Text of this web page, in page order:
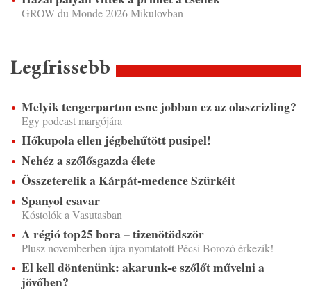
GROW du Monde 2026 Mikulovban
Legfrissebb
Melyik tengerparton esne jobban ez az olaszrizling?
Egy podcast margójára
Hőkupola ellen jégbehűtött pusipel!
Nehéz a szőlősgazda élete
Összeterelik a Kárpát-medence Szürkéit
Spanyol csavar
Kóstolók a Vasutasban
A régió top25 bora – tizenötödször
Plusz novemberben újra nyomtatott Pécsi Borozó érkezik!
El kell döntenünk: akarunk-e szőlőt művelni a
jövőben?